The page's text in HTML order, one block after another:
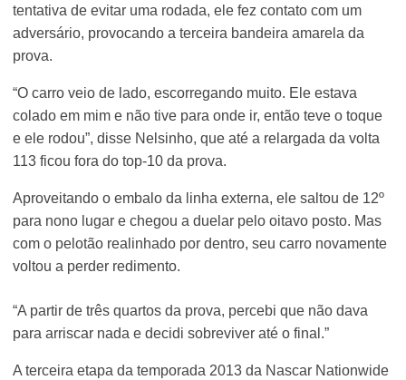
tentativa de evitar uma rodada, ele fez contato com um
adversário, provocando a terceira bandeira amarela da
prova.
“O carro veio de lado, escorregando muito. Ele estava
colado em mim e não tive para onde ir, então teve o toque
e ele rodou”, disse Nelsinho, que até a relargada da volta
113 ficou fora do top-10 da prova.
Aproveitando o embalo da linha externa, ele saltou de 12º
para nono lugar e chegou a duelar pelo oitavo posto. Mas
com o pelotão realinhado por dentro, seu carro novamente
voltou a perder redimento.
“A partir de três quartos da prova, percebi que não dava
para arriscar nada e decidi sobreviver até o final.”
A terceira etapa da temporada 2013 da Nascar Nationwide